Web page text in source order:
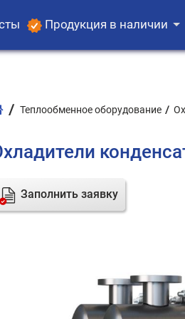
Продукция в наличии
Теплообменное оборудование
Заполнить заявку